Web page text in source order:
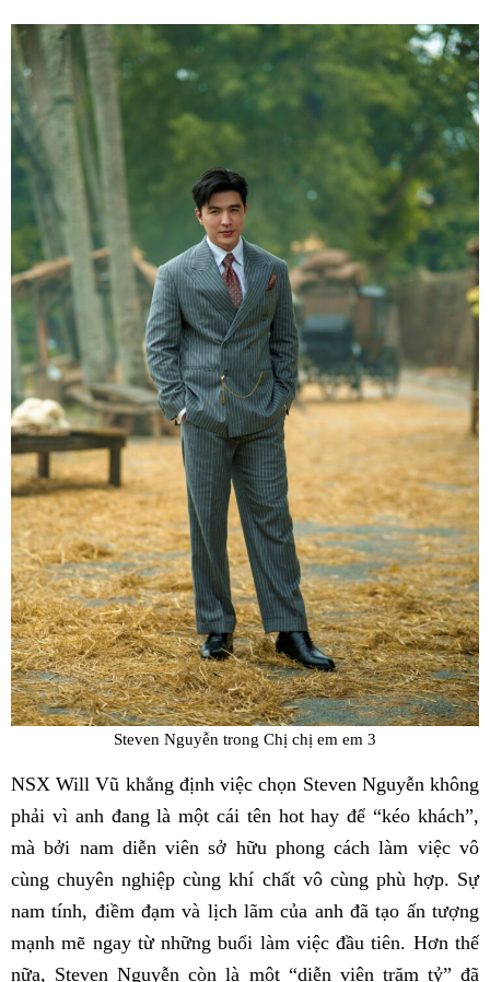
Steven Nguyễn trong Chị chị em em 3
NSX Will Vũ khẳng định việc chọn Steven Nguyễn không
phải vì anh đang là một cái tên hot hay để “kéo khách”,
mà bởi nam diễn viên sở hữu phong cách làm việc vô
cùng chuyên nghiệp cùng khí chất vô cùng phù hợp. Sự
nam tính, điềm đạm và lịch lãm của anh đã tạo ấn tượng
mạnh mẽ ngay từ những buổi làm việc đầu tiên. Hơn thế
nữa, Steven Nguyễn còn là một “diễn viên trăm tỷ” đã